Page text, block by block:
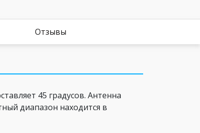
Отзывы
45 градусов. Антенна
диапазон находится в